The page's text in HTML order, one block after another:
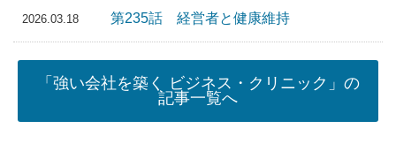
2026.03.18 第235話 経営者と健康維持
「強い会社を築く ビジネス・クリニック」の
記事一覧へ